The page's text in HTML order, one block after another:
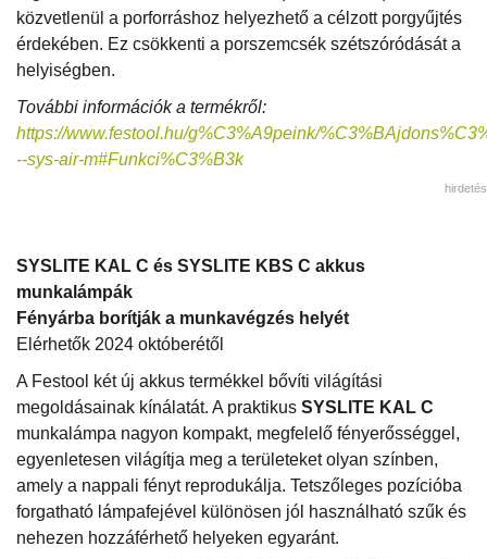
közvetlenül a porforráshoz helyezhető a célzott porgyűjtés
érdekében. Ez csökkenti a porszemcsék szétszóródását a
helyiségben.
További információk a termékről:
https://www.festool.hu/g%C3%A9peink/
--sys-air-m#Funkci%C3%B3k
hirdetés
SYSLITE KAL C és SYSLITE KBS C akkus
munkalámpák
Fényárba borítják a munkavégzés helyét
Elérhetők 2024 októberétől
A Festool két új akkus termékkel bővíti világítási
megoldásainak kínálatát. A praktikus SYSLITE KAL C
munkalámpa nagyon kompakt, megfelelő fényerősséggel,
egyenletesen világítja meg a területeket olyan színben,
amely a nappali fényt reprodukálja. Tetszőleges pozícióba
forgatható lámpafejével különösen jól használható szűk és
nehezen hozzáférhető helyeken egyaránt.